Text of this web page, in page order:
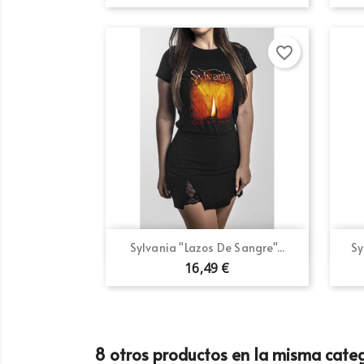
Sylvania "Lazos De Sangre"...
16,49 €
Vista rápida
favorite_border
8 otros productos en la misma